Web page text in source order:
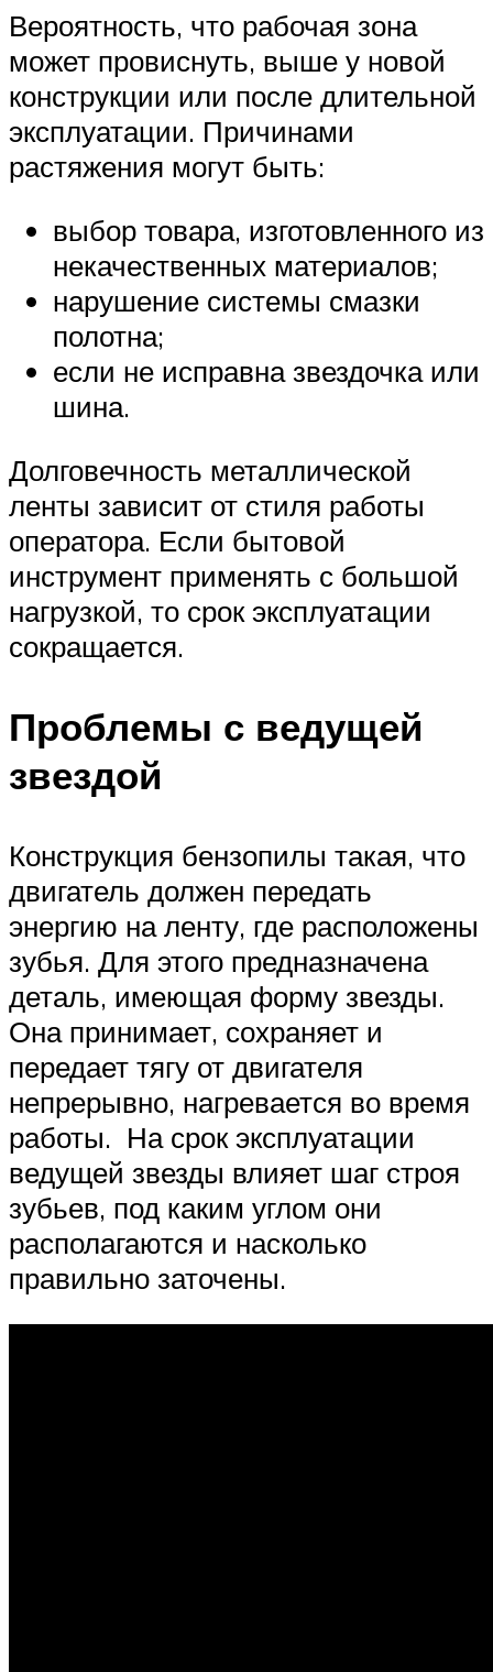
Вероятность, что рабочая зона
может провиснуть, выше у новой
конструкции или после длительной
эксплуатации. Причинами
растяжения могут быть:
выбор товара, изготовленного из
некачественных материалов;
нарушение системы смазки
полотна;
если не исправна звездочка или
шина.
Долговечность металлической
ленты зависит от стиля работы
оператора. Если бытовой
инструмент применять с большой
нагрузкой, то срок эксплуатации
сокращается.
Проблемы с ведущей
звездой
Конструкция бензопилы такая, что
двигатель должен передать
энергию на ленту, где расположены
зубья. Для этого предназначена
деталь, имеющая форму звезды.
Она принимает, сохраняет и
передает тягу от двигателя
непрерывно, нагревается во время
работы. На срок эксплуатации
ведущей звезды влияет шаг строя
зубьев, под каким углом они
располагаются и насколько
правильно заточены.